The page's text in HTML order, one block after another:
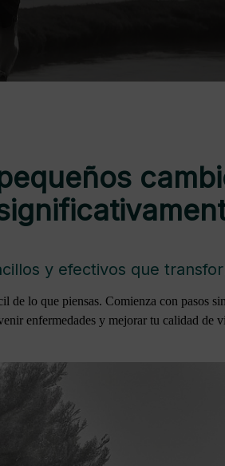
y efectivos que
de lo que piensas. Comienza con pasos
enfermedades y mejorar tu calidad de